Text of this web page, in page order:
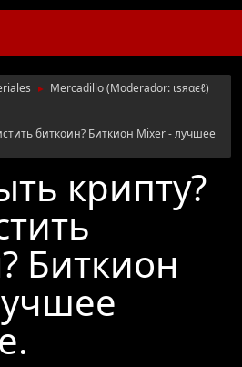
► Mercadillo(Moderador: ιѕяαєℓ)
биткоин? Биткион Mixer - лучшее
крипту?
Биткион